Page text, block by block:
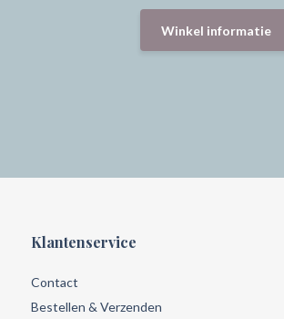
Winkel informatie
Klantenservice
Contact
Bestellen & Verzenden